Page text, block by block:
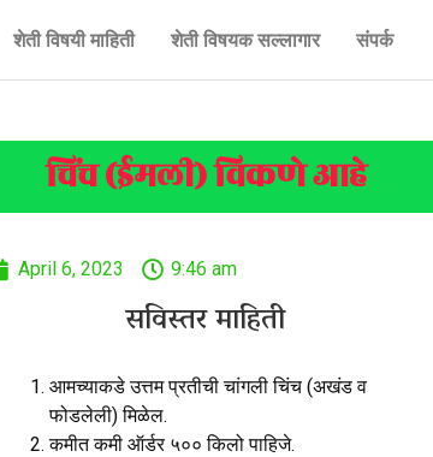
शेती विषयी माहिती शेती विषयक सल्लागार संपर्क
चिंच (ईमली) विकणे आहे
April 6, 2023 9:46 am
सविस्तर माहिती
आमच्याकडे उत्तम प्रतीची चांगली चिंच (अखंड व
फोडलेली) मिळेल.
कमीत कमी ऑर्डर ५०० किलो पाहिजे.